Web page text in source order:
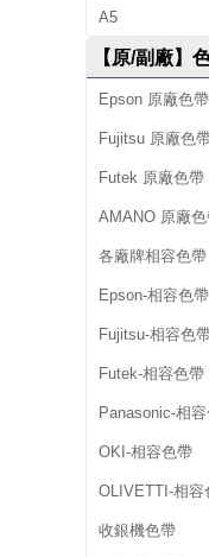
A5
【原/副廠】
Epson 原廠色帶
Fujitsu 原廠色
Futek 原廠色帶
AMANO 原廠
各廠牌相容色帶
Epson-相容色帶
Fujitsu-相容色
Futek-相容色帶
Panasonic-相
OKI-相容色帶
OLIVETTI-相容
收銀機色帶